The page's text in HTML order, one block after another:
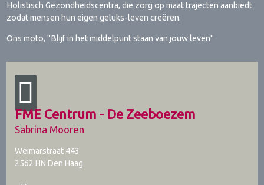
Holistisch Gezondheidscentra, die zorg op maat trajecten aanbiedt
zodat mensen hun eigen geluks-leven creëren.
Ons moto, "Blijf in het middelpunt staan van jouw leven"
FME Centrum - De Zeeboezem
Sabrina Mooren
Weimarstraat 443
2562 HN Den Haag